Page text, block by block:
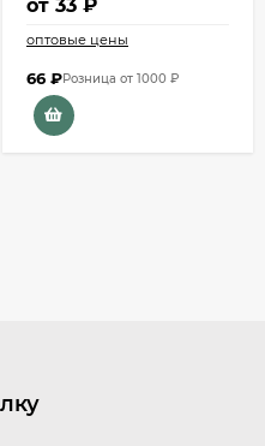
от 33 ₽
оптовые цены
66 ₽Розница от 1000 ₽